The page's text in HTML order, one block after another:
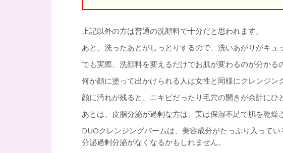
上記以外の方は普通の洗顔料で十分だと思われます。
あと、洗ったあとがしっとりするので、洗いあがりがキュ
でも実際、洗顔料を変えるだけでお肌が変わるのが分かる
何か顔に塗って出かけられる人は女性と同様にクレンジン
顔に汚れが残ると、ニキビだったり毛穴の開きが余計にひ
あとは、皮脂分泌が過剰な方は、実は保湿不足で肌を乾燥
DUOクレンジングバームは、美容成分がたっぷり入って
分泌過剰分泌がなくなるかもしれません。